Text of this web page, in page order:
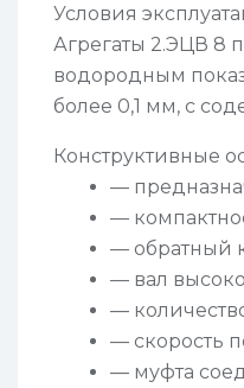
Условия
Агрегаты 2.ЭЦВ 8
водородным
более 0,1 мм, с
Конструктивные
—
—
— обратный
— вал
—
— скорость
— муфта